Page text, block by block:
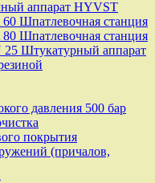
аппарат HYVST
Шпатлевочная станция
Шпатлевочная станция
Штукатурный аппарат
давления 500 бар
покрытия
(причалов,